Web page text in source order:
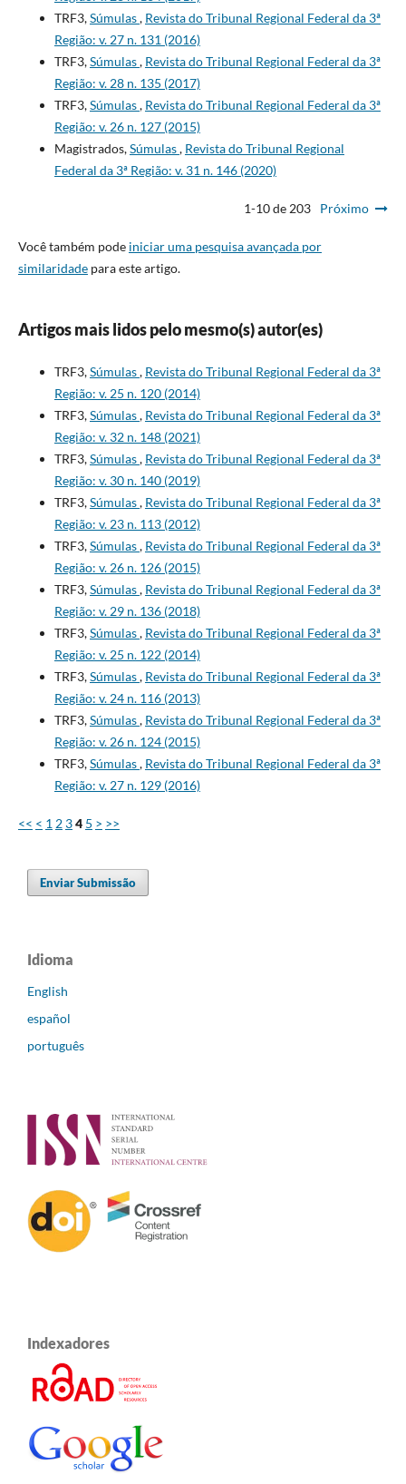
TRF3,Súmulas, Revista do Tribunal Regional Federal da 3ª
Região: v. 27 n. 131 (2016)
TRF3,Súmulas, Revista do Tribunal Regional Federal da 3ª
Região: v. 28 n. 135 (2017)
TRF3,Súmulas, Revista do Tribunal Regional Federal da 3ª
Região: v. 26 n. 127 (2015)
Magistrados,Súmulas, Revista do Tribunal Regional
Federal da 3ª Região: v. 31 n. 146 (2020)
1-10 de 203 Próximo
Você também pode iniciar uma pesquisa avançada por
similaridadepara este artigo.
Artigos mais lidos pelo mesmo(s) autor(es)
TRF3,Súmulas, Revista do Tribunal Regional Federal da 3ª
Região: v. 25 n. 120 (2014)
TRF3,Súmulas, Revista do Tribunal Regional Federal da 3ª
Região: v. 32 n. 148 (2021)
TRF3,Súmulas, Revista do Tribunal Regional Federal da 3ª
Região: v. 30 n. 140 (2019)
TRF3,Súmulas, Revista do Tribunal Regional Federal da 3ª
Região: v. 23 n. 113 (2012)
TRF3,Súmulas, Revista do Tribunal Regional Federal da 3ª
Região: v. 26 n. 126 (2015)
TRF3,Súmulas, Revista do Tribunal Regional Federal da 3ª
Região: v. 29 n. 136 (2018)
TRF3,Súmulas, Revista do Tribunal Regional Federal da 3ª
Região: v. 25 n. 122 (2014)
TRF3,Súmulas, Revista do Tribunal Regional Federal da 3ª
Região: v. 24 n. 116 (2013)
TRF3,Súmulas, Revista do Tribunal Regional Federal da 3ª
Região: v. 26 n. 124 (2015)
TRF3,Súmulas, Revista do Tribunal Regional Federal da 3ª
Região: v. 27 n. 129 (2016)
<< < 1 2 34 5 > >>
Enviar Submissão
Idioma
English
español
português
Indexadores